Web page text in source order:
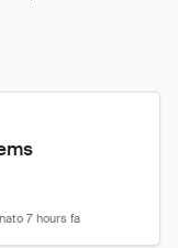
7 hours fa